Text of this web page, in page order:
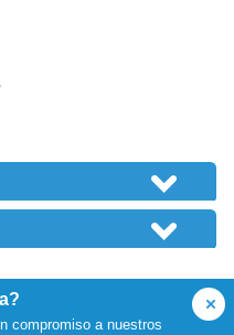
compromiso a nuestros